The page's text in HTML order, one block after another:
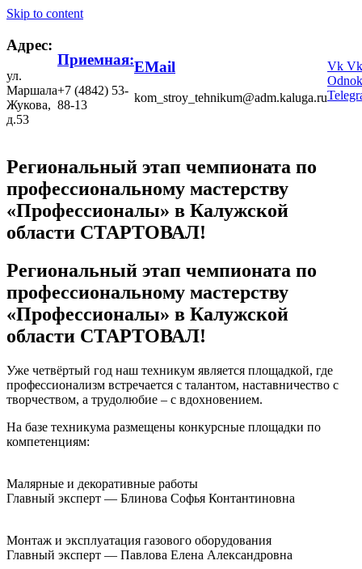
Skip to content
Адрес:
ул.
Маршала
Жукова,
д.53
Приемная:
+7 (4842) 53-
88-13
EMail
kom_stroy_tehnikum@adm.kaluga.ru
Vk Vk
Региональный этап чемпионата по
профессиональному мастерству
«Профессионалы» в Калужской
области СТАРТОВАЛ!
Региональный этап чемпионата по
профессиональному мастерству
«Профессионалы» в Калужской
области СТАРТОВАЛ!
Уже четвёртый год наш техникум является площадкой, где
профессионализм встречается с талантом, наставничество с
творчеством, а трудолюбие – с вдохновением.
На базе техникума размещены конкурсные площадки по
компетенциям:
Малярные и декоративные работы
Главный эксперт — Блинова Софья Контантиновна
Монтаж и эксплуатация газового оборудования
Главный эксперт — Павлова Елена Александровна